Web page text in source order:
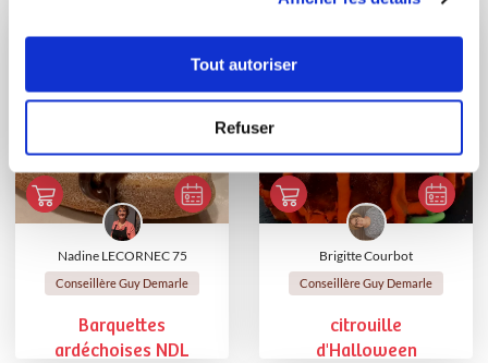
Tout autoriser
Refuser
Nadine LECORNEC 75
Conseillère Guy Demarle
Barquettes
ardéchoises NDL
Brigitte Courbot
Conseillère Guy Demarle
citrouille
d'Halloween